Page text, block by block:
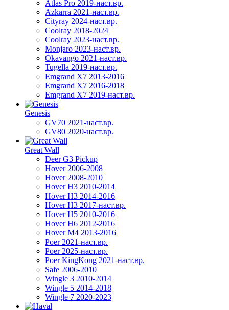
Atlas Pro 2019-наст.вр.
Azkarra 2021-наст.вр.
Cityray 2024-наст.вр.
Coolray 2018-2024
Coolray 2023-наст.вр.
Monjaro 2023-наст.вр.
Okavango 2021-наст.вр.
Tugella 2019-наст.вр.
Emgrand Х7 2013-2016
Emgrand X7 2016-2018
Emgrand X7 2019-наст.вр.
Genesis
GV70 2021-наст.вр.
GV80 2020-наст.вр.
Great Wall
Deer G3 Pickup
Hover 2006-2008
Hover 2008-2010
Hover H3 2010-2014
Hover H3 2014-2016
Hover H3 2017-наст.вр.
Hover H5 2010-2016
Hover H6 2012-2016
Hover M4 2013-2016
Poer 2021-наст.вр.
Poer 2025-наст.вр.
Poer KingKong 2021-наст.вр.
Safe 2006-2010
Wingle 3 2010-2014
Wingle 5 2014-2018
Wingle 7 2020-2023